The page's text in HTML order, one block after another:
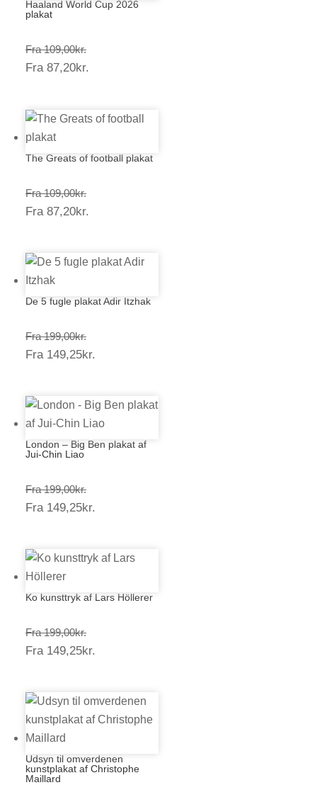
Haaland World Cup 2026
plakat
Fra 109,00kr.Prisinterval:
109,00kr.
Fra 87,20kr.
The Greats of football plakat
Fra 109,00kr.Prisinterval:
109,00kr.
Fra 87,20kr.
De 5 fugle plakat Adir Itzhak
Fra 199,00kr.Prisinterval:
199,00kr.
Fra 149,25kr.
London – Big Ben plakat af
Jui-Chin Liao
Fra 199,00kr.Prisinterval:
199,00kr.
Fra 149,25kr.
Ko kunsttryk af Lars Höllerer
Fra 199,00kr.Prisinterval:
199,00kr.
Fra 149,25kr.
Udsyn til omverdenen
kunstplakat af Christophe
Maillard